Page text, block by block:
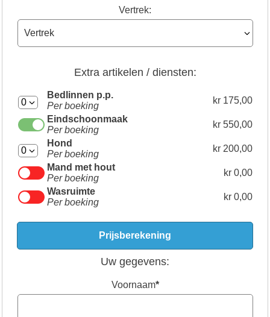
Vertrek:
Extra artikelen / diensten:
Bedlinnen p.p.
Per boeking
kr 175,00
Eindschoonmaak
Per boeking
kr 550,00
Hond
Per boeking
kr 200,00
Mand met hout
Per boeking
kr 0,00
Wasruimte
Per boeking
kr 0,00
Uw gegevens:
Voornaam*